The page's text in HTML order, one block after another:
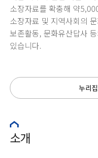
소장자료를 확충해 약
소장자료 및 지역사회의
보존활동, 문화유산답사
있습니다.
누리
소개